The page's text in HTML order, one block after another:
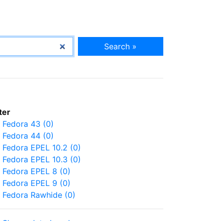
Search »
Fedora 43 (0)
Fedora 44 (0)
Fedora EPEL 10.2 (0)
Fedora EPEL 10.3 (0)
Fedora EPEL 8 (0)
Fedora EPEL 9 (0)
Fedora Rawhide (0)